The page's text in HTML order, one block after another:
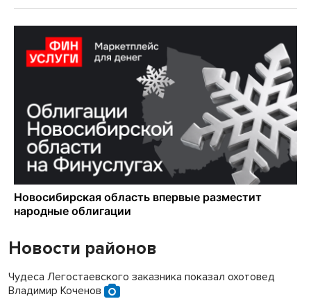
Новости районов
Чудеса Легостаевского заказника показал охотовед
Владимир Коченов